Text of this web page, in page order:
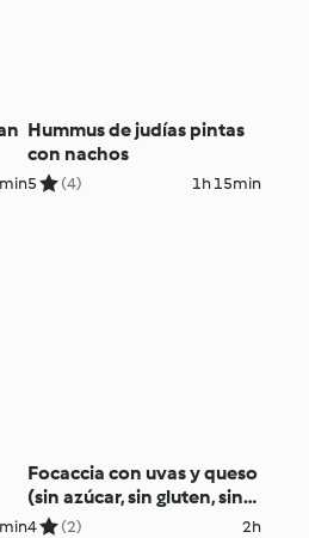
Hummus de judías pintas
con nachos
5 (4) 1h 15min
Focaccia con uvas y queso
(sin azúcar, sin gluten, sin
huevos)
4 (2) 2h